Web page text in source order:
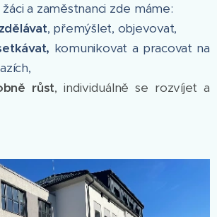
a zaměstnanci zde máme:
, přemýšlet, objevovat,
komunikovat a pracovat na
růst, individuálně se rozvíjet a